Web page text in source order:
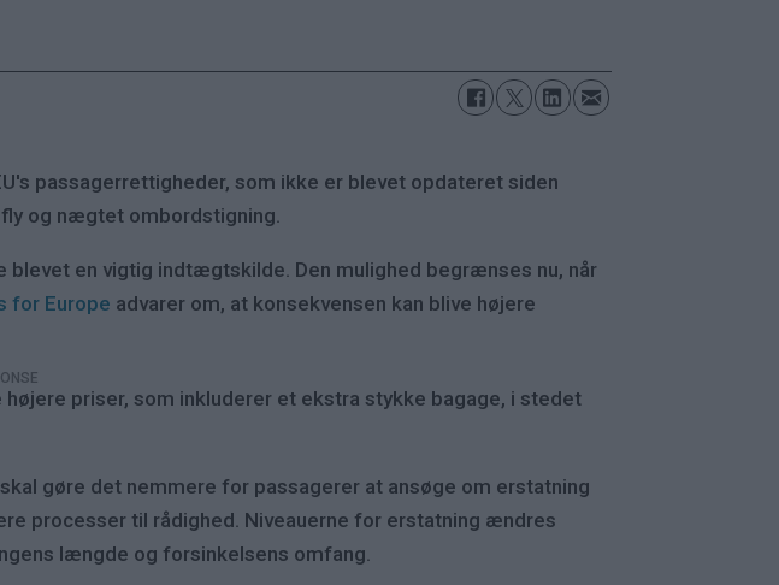
passagerrettigheder, som ikke er blevet opdateret siden
og nægtet ombordstigning.
en vigtig indtægtskilde. Den mulighed begrænses nu, når
for Europe advarer om, at konsekvensen kan blive højere
priser, som inkluderer et ekstra stykke bagage, i stedet
gøre det nemmere for passagerer at ansøge om erstatning
processer til rådighed. Niveauerne for erstatning ændres
længde og forsinkelsens omfang.